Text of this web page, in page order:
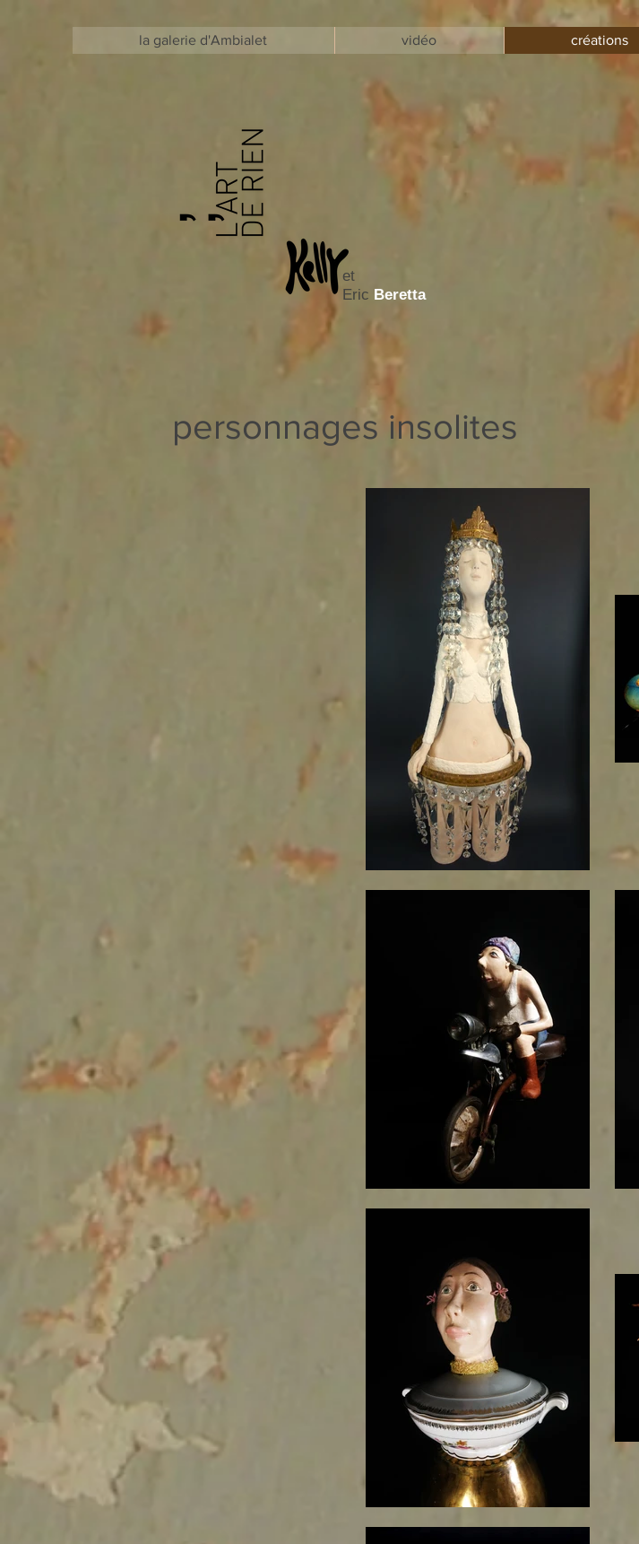
la galerie d'Ambialet vidéo créations
et
Eric Beretta
personnages insolites